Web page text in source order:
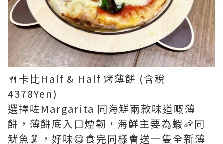
🍴卡比Half & Half 烤薄餅 (含稅
4378Yen)
選擇咗Margarita 同海鮮兩款味道嘅薄
餅，薄餅底入口煙韌，海鮮主要為蝦🦐同
魷魚🦑，好味😋食完同樣會送一隻全新薄